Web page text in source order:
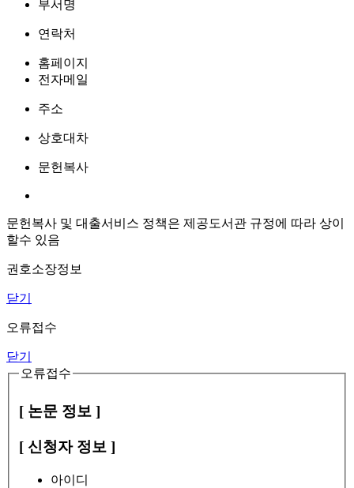
부서명
연락처
홈페이지
전자메일
주소
상호대차
문헌복사
문헌복사 및 대출서비스 정책은 제공도서관 규정에 따라 상이
할수 있음
권호소장정보
닫기
오류접수
닫기
오류접수
[ 논문 정보 ]
[ 신청자 정보 ]
아이디